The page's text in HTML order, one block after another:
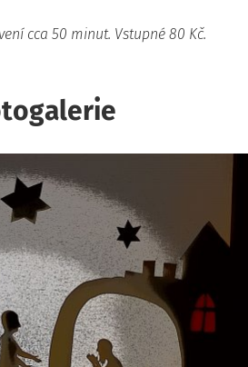
cca 50 minut. Vstupné 80 Kč.